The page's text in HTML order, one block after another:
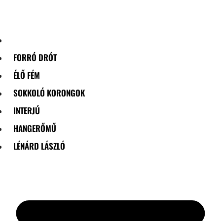
FORRÓ DRÓT
ÉLŐ FÉM
SOKKOLÓ KORONGOK
INTERJÚ
HANGERŐMŰ
LÉNÁRD LÁSZLÓ